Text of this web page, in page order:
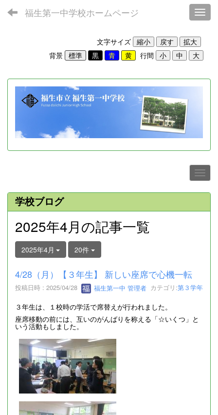
福生第一中学校ホームページ
文字サイズ
背景
行間
学校ブログ
2025年4月の記事一覧
2025年4月 20件
4/28（月）【３年生】 新しい座席で心機一転
投稿日時 : 2025/04/28 福生第一中 管理者 カテゴリ:第３学年
３年生は、１校時の学活で席替えが行われました。
座席移動の前には、互いのがんばりを称える「☆いくつ」と
いう活動もしました。